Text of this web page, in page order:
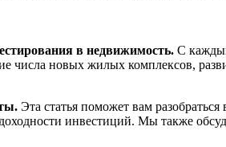
в недвижимость. С
числа новых жилых комплексов,
Эта статья поможет вам
инвестиций. Мы также